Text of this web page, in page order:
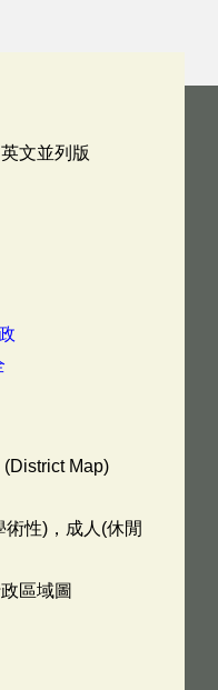
文並列版
Map)
性)，成人(休閒
區域圖